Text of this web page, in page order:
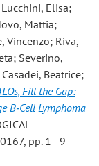
Elisa;
Mattia;
Vincenzo; Riva,
Severino,
Beatrice;
Fill the Gap:
B‐Cell Lymphoma
pp. 1 - 9